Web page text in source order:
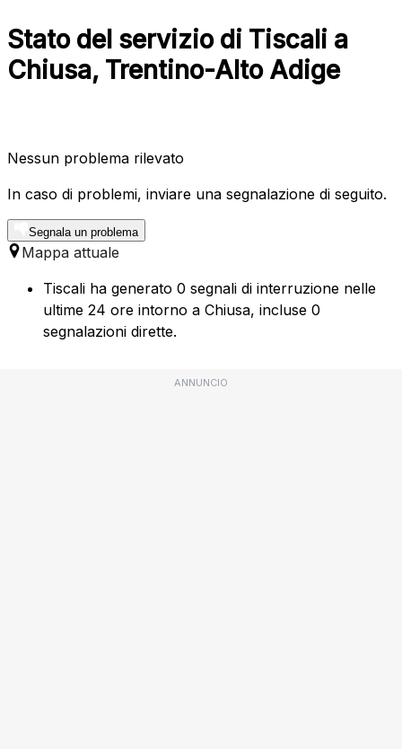
Stato del servizio di Tiscali a
Chiusa, Trentino-Alto Adige
Nessun problema rilevato
In caso di problemi, inviare una segnalazione di seguito.
Segnala un problema
Mappa attuale
Tiscali ha generato 0 segnali di interruzione nelle
ultime 24 ore intorno a Chiusa, incluse 0
segnalazioni dirette.
ANNUNCIO